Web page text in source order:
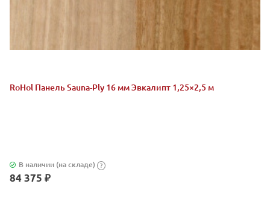
RoHol Панель Sauna-Ply 16 мм Эвкалипт 1,25×2,5 м
В наличии (на складе) ?
84 375 ₽